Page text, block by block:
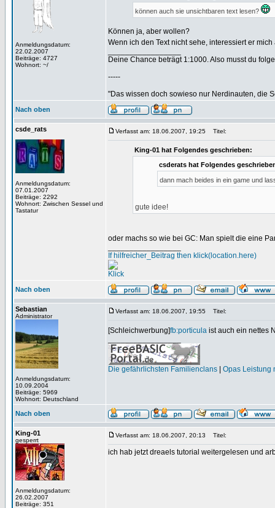
Anmeldungsdatum:
22.02.2007
Beiträge: 4727
Wohnort: ~/
können auch sie unsichtbaren text lesen?
Können ja, aber wollen?
Wenn ich den Text nicht sehe, interessiert er
Deine Chance beträgt 1:1000. Also musst du
-----
"Das wissen doch sowieso nur Nerdinauten, die
Nach oben
csde_rats
Anmeldungsdatum:
07.01.2007
Beiträge: 2292
Wohnort: Zwischen Sessel und
Tastatur
Verfasst am: 18.06.2007, 19:25 Titel:
King-01 hat Folgendes geschrieben:
csderats hat Folgendes
dann mach beides in ein game und
gute idee!
oder machs so wie bei GC: Man spielt die eine
If hilfreicher_Beitrag then klick(location.here)
Klick
Nach oben
Sebastian
Administrator
Anmeldungsdatum:
10.09.2004
Beiträge: 5969
Wohnort: Deutschland
Verfasst am: 18.06.2007, 19:55 Titel:
[Schleichwerbung]fb:porticula ist auch ein nettes
Die gefährlichsten Familienclans Opas Leistung
Nach oben
King-01
gesperrt
Anmeldungsdatum:
26.02.2007
Beiträge: 351
Verfasst am: 18.06.2007, 20:13 Titel:
ich hab jetzt dreaels tutorial weitergelesen und